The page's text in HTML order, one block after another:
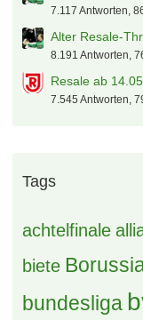
7.117 Antworten,
Alter Resale-
8.191 Antworten,
Resale ab 14.05.
7.545 Antworten,
Tags
achtelfinale
biete
bundesliga